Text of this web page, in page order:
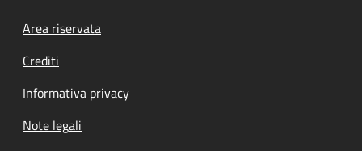
Footer menu
Area riservata
Crediti
Informativa privacy
Note legali